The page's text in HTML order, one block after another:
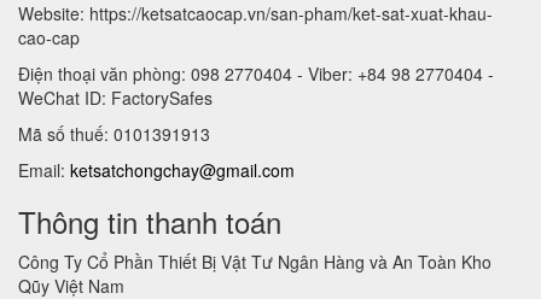
Website: https://ketsatcaocap.vn/san-pham/ket-sat-xuat-khau-
cao-cap
Điện thoại văn phòng: 098 2770404 - Viber: +84 98 2770404 -
WeChat ID: FactorySafes
Mã số thuế: 0101391913
Email: ketsatchongchay@gmail.com
Thông tin thanh toán
Công Ty Cổ Phần Thiết Bị Vật Tư Ngân Hàng và An Toàn Kho
Qũy Việt Nam